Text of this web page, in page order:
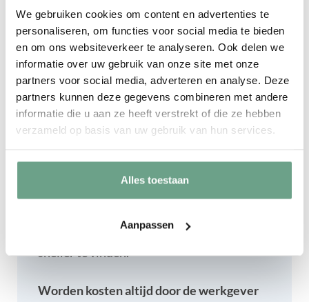
We gebruiken cookies om content en advertenties te
personaliseren, om functies voor social media te bieden
en om ons websiteverkeer te analyseren. Ook delen we
informatie over uw gebruik van onze site met onze
partners voor social media, adverteren en analyse. Deze
partners kunnen deze gegevens combineren met andere
informatie die u aan ze heeft verstrekt of die ze hebben
verzameld op basis van uw gebruik van hun services.
Alles toestaan
Aanpassen
Veelgestelde vragen
over outplacement
Hoe lang duurt een gemiddeld traject?
Meestal tussen de 3 en 9 maanden,
afhankelijk van de situatie en de
arbeidsmarkt.
medewerkers helpen hun volgende stap
sneller te vinden.
Worden kosten altijd door de werkgever